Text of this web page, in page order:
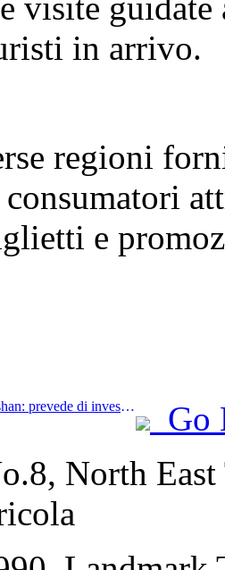
in arrivo.
regioni
e
Prev:Turismo a Huangshan: prevede di investire 530 milioni di yuan nella ristrutturazione degli hotel
Go
North